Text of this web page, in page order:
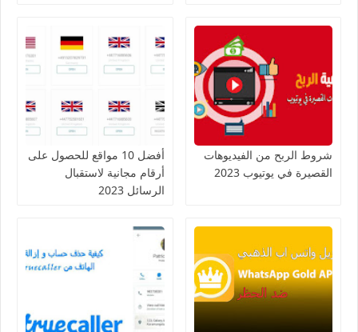
شروط الربح من الفيديوهات
القصيرة في يوتيوب 2023
أفضل 10 مواقع للحصول على
أرقام مجانية لاستقبال
الرسائل 2023